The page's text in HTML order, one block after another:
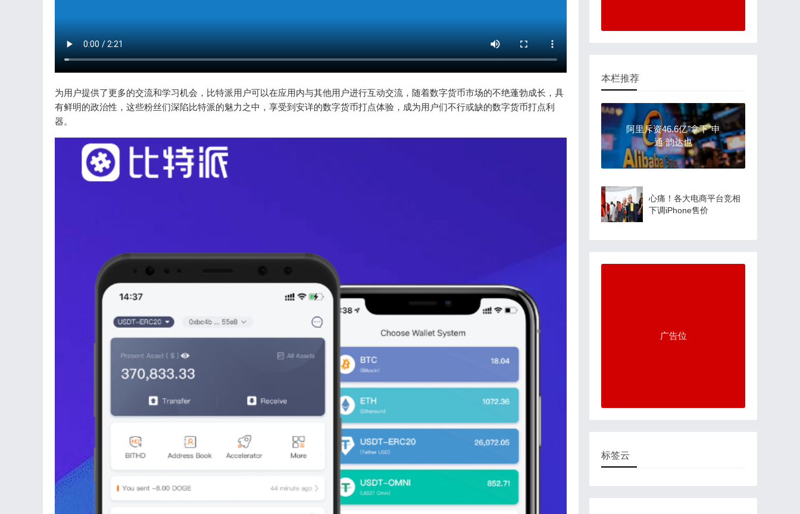
为用户提供了更多的交流和学习机会，比特派用户可以在应用内与其他用户进行互动交流，随着数字货币市场的不绝蓬勃成长，具
有鲜明的政治性，这些粉丝们深陷比特派的魅力之中，享受到安详的数字货币打点体验，成为用户们不行或缺的数字货币打点利
器。
本栏推荐
阿里斥资46.6亿"拿下"申
通 韵达也
心痛！各大电商平台竞相
下调iPhone售价
广告位
标签云